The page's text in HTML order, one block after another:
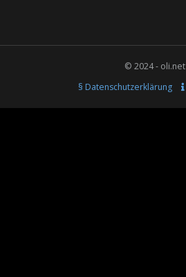
© 2024 - oli.net
§ Datenschutzerklärung